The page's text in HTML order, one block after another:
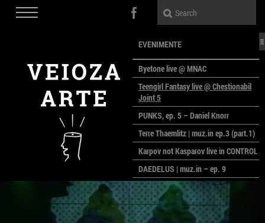
EVENIMENTE
Byetone live @ MNAC
Teengirl Fantasy live @ Chestionabil
Joint 5
PUNKS, ep. 5 – Daniel Knorr
Terre Thaemlitz | muz.in ep.3 (part.1)
Karpov not Kasparov live in CONTROL
DAEDELUS | muz.in – ep. 9
LALELE, LALELE – prima premieră a
anului la MACAZ
CinePOLSKA – filme poloneze la